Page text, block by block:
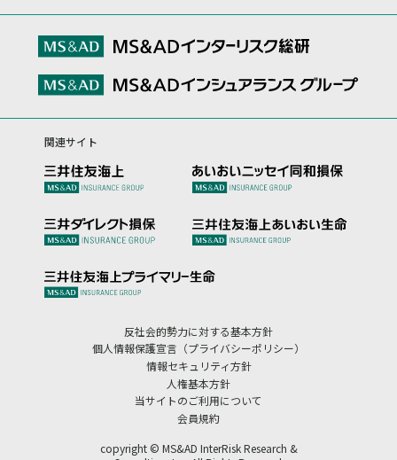
関連サイト
反社会的勢力に対する基本方針
個人情報保護宣言（プライバシーポリシー）
情報セキュリティ方針
人権基本方針
当サイトのご利用について
会員規約
copyright © MS&AD InterRisk Research &